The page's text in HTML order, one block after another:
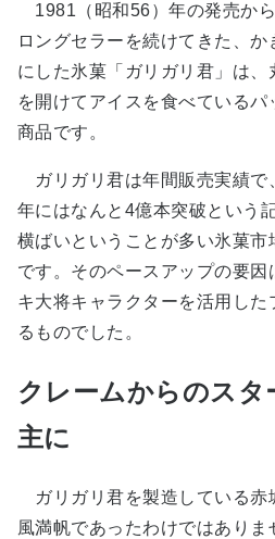
1981（昭和56）年の発売か
ロングセラーを続けてきた、
にした氷菓「ガリガリ君」は、
を開けてアイスを食べている
商品です。
ガリガリ君は年間販売実績で
年にはなんと4億本突破という
横ばいということが多い氷菓
です。そのペースアップの要
キ大将キャラクターを活用した
るものでした。
クレームからのスタ
主に
ガリガリ君を製造している赤
風満帆であったわけではありま